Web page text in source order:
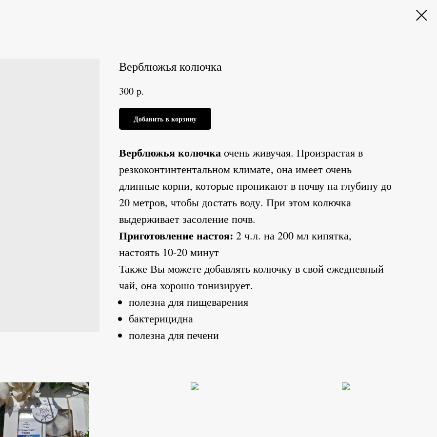
Верблюжья колючка
300 р.
Добавить в корзину
Верблюжья колючка очень живучая. Произрастая в
резкоконтинтентальном климате, она имеет очень
длинные корни, которые проникают в почву на глубину до
20 метров, чтобы достать воду. При этом колючка
выдерживает засоление почв.
Приготовление настоя: 2 ч.л. на 200 мл кипятка,
настоять 10-20 минут
Также Вы можете добавлять колючку в свой ежедневный
чай, она хорошо тонизирует.
полезна для пищеварения
бактерицидна
полезна для печени